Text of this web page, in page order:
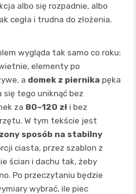
albo się rozpadnie, albo
cegła i trudna do złożenia.
wygląda tak samo co roku:
elementy po
a domek z piernika pęka
się tego uniknąć bez
za 80–120 zł i bez
W tym tekście jest
sposób na stabilny
ciasta, przez szablon z
ścian i dachu tak, żeby
Po przeczytaniu będzie
wybrać, ile piec